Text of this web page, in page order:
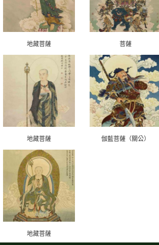
地藏菩薩 菩薩
地藏菩薩 伽藍菩薩（關公）
地藏菩薩